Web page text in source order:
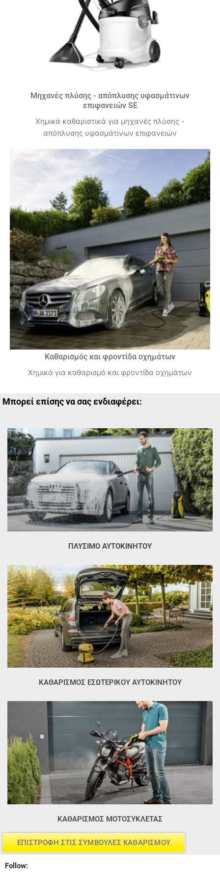
Μηχανές πλύσης - απόπλυσης υφασμάτινων
επιφανειών SE
Χημικά καθαριστικά για μηχανές πλύσης -
απόπλυσης υφασμάτινων επιφανειών
Καθαρισμός και φροντίδα οχημάτων
Χημικά για καθαρισμό και φροντίδα οχημάτων
Μπορεί επίσης να σας ενδιαφέρει:
ΠΛΎΣΙΜΟ ΑΥΤΟΚΙΝΉΤΟΥ
ΚΑΘΑΡΙΣΜΌΣ ΕΣΩΤΕΡΙΚΟΎ ΑΥΤΟΚΙΝΉΤΟΥ
ΚΑΘΑΡΙΣΜΌΣ ΜΟΤΟΣΥΚΛΈΤΑΣ
ΕΠΙΣΤΡΟΦΗ ΣΤΙΣ ΣΥΜΒΟΥΛΕΣ ΚΑΘΑΡΙΣΜΟΥ
Follow: